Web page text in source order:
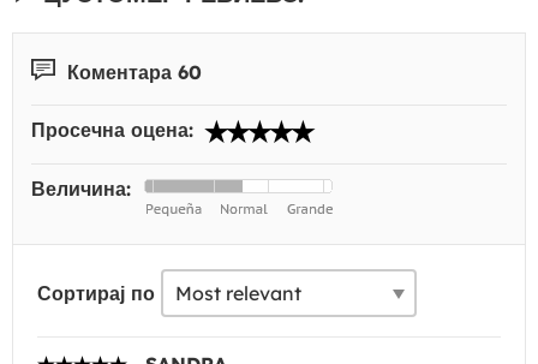
Коментара 60
Просечна оцена:
Величина:
Сортирај по